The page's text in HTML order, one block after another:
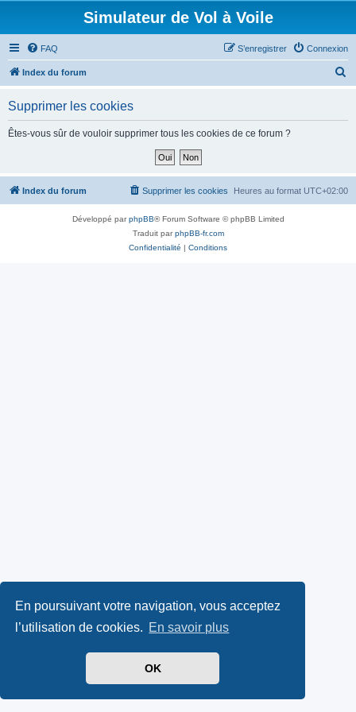
En poursuivant votre navigation, vous acceptez
l’utilisation de cookies. En savoir plus
OK
Simulateur de Vol à Voile
FAQ Connexion
S’enregistrer
Index du forum
h
Supprimer les cookies
Êtes-vous sûr de vouloir supprimer tous les cookies de ce forum ?
Index du forum Heures au format UTC+02:00
Supprimer les cookies
Développé parphpBB® Forum Software © phpBB Limited
Traduit parphpBB-fr.com
Confidentialité | Conditions